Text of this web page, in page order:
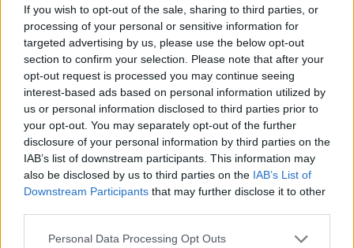
If you wish to opt-out of the sale, sharing to third parties, or
processing of your personal or sensitive information for
targeted advertising by us, please use the below opt-out
section to confirm your selection. Please note that after your
opt-out request is processed you may continue seeing
interest-based ads based on personal information utilized by
us or personal information disclosed to third parties prior to
your opt-out. You may separately opt-out of the further
disclosure of your personal information by third parties on the
IAB’s list of downstream participants. This information may
also be disclosed by us to third parties on the IAB’s List of
Downstream Participants that may further disclose it to other
Please note that this website/app uses one or more Google
Personal Data Processing Opt Outs
Το «αντίο» των Κόζα Μόστρα στον Αγάθωνα